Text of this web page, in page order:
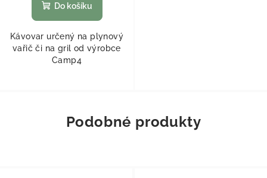
Do košíku
Kávovar určený na plynový
vařič či na gril od výrobce
Camp4
Podobné produkty